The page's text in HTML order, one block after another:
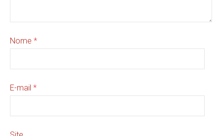
Nome *
E-mail *